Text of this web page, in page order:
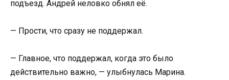
подъезд. Андрей неловко обнял её.
— Прости, что сразу не поддержал.
— Главное, что поддержал, когда это было
действительно важно, — улыбнулась Марина.